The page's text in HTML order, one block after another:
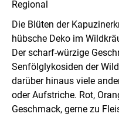
Die Blüten der
hübsche Deko im
Der scharf-würzige
Senfölglykosiden der
darüber hinaus viele
oder Aufstriche. Rot,
Geschmack, gerne zu